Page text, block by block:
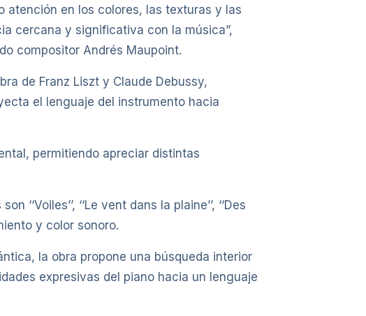
atención en los colores, las texturas y las
cercana y significativa con la música”,
compositor Andrés Maupoint.
de Franz Liszt y Claude Debussy,
el lenguaje del instrumento hacia
permitiendo apreciar distintas
‘‘Le vent dans la plaine’’, ‘‘Des
y color sonoro.
la obra propone una búsqueda interior
expresivas del piano hacia un lenguaje